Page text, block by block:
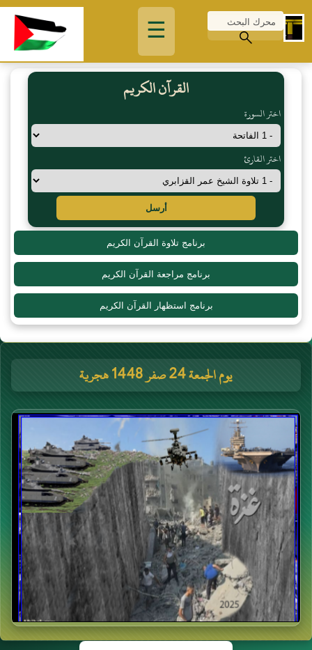
☰
القرآن الكريم
اختر السورة
اختر القارئ
أرسل
برنامج تلاوة القرآن الكريم
برنامج مراجعة القرآن الكريم
برنامج استظهار القرآن الكريم
يوم الجمعة 24 صفر 1448 هجرية